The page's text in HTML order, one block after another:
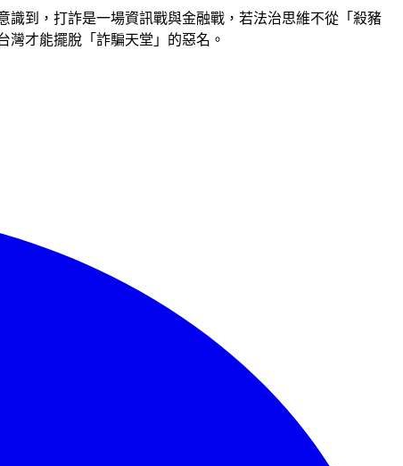
到，打詐是一場資訊戰與金融戰，若法治思維不從「殺豬
才能擺脫「詐騙天堂」的惡名。